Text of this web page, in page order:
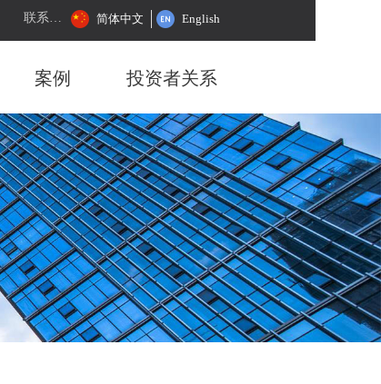
联系我们 简体中文 English
案例 投资者关系